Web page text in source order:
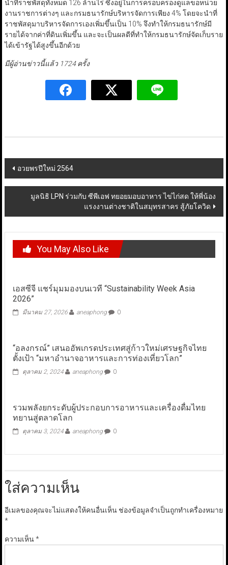
นำที่ราชพัสดุทั้งหมด 126 ล้านไร่ ซึ่งอยู่ในการครอบครองดูแลขอหน่วย
งานราชการต่างๆ และกรมธนารักษ์บริหารจัดการเพียง 4% โดยจะนำที่
ราชพัสดุมาบริหารจัดการเองเพิ่มขึ้นเป็น 10% จึงทำให้กรมธนารักษ์มี
รายได้จากค่าที่ดินเพิ่มขึ้น และจะเป็นผลดีที่ทำให้กรมธนารักษ์จัดเก็บราย
ได้เข้ารัฐได้สูงขึ้นอีกด้วย
มีผู้อ่านข่าวนี้แล้ว 1724 ครั้ง
Post
navigation
อวยพรปีใหม่ 2564
มูลนิธิ LPN ร่วมกับ ซีพีเอฟ ทยอยมอบอาหาร ไข่ไก่สด ให้พี่น้อง
แรงงานต่างชาติในสมุทรสาคร สู้ภัยโควิด
You May Also Like
เอสซีจี แชร์มุมมองบนเวที “Sustainability Week Asia
2026”
มีนาคม 27, 2026 aneaphong 0
“อลงกรณ์” เสนออัพเกรดประเทศสู่ก้าวใหม่เศรษฐกิจไทย
ตั้งเป้า “มหาอำนาจอาหารและการท่องเที่ยวโลก”
ตุลาคม 2, 2024 aneaphong 0
รวมพลังยกระดับผู้ประกอบการอาหารและเครื่องดื่มไทย
ทยานสู่ตลาดโลก
ตุลาคม 3, 2024 aneaphong 0
ใส่ความเห็น
อีเมลของคุณจะไม่แสดงให้คนอื่นเห็น ช่องข้อมูลจำเป็นถูกทำเครื่องหมาย
*
ความเห็น*